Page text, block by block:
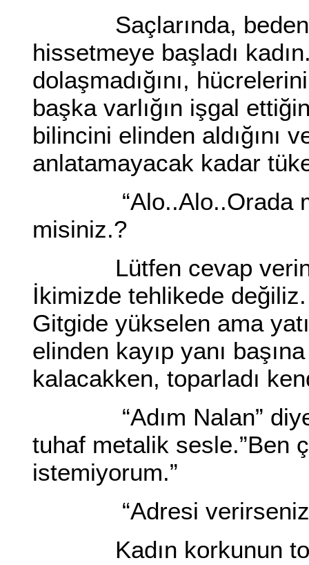
Saçlarında,
hissetmeye başladı
dolaşmadığını,
başka varlığın işgal
bilincini elinden aldığını
anlatamayacak kadar
“Alo..Alo..Orada
misiniz.?
Lütfen cevap verin.
İkimizde tehlikede
Gitgide yükselen ama
elinden kayıp yanı
kalacakken, toparladı
“Adım Nalan”
tuhaf metalik sesle.”Ben
istemiyorum.”
“Adresi verirseniz
Kadın korkunun